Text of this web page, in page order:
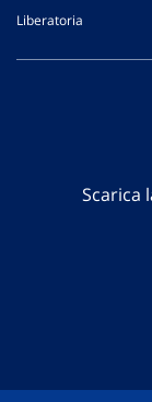
Liberatoria
Scarica